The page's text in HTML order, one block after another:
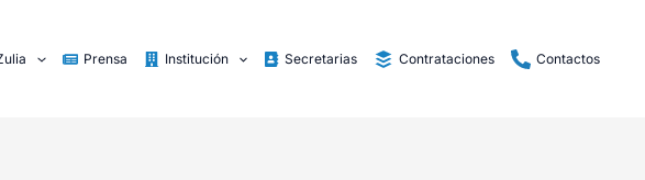
Prensa Institución Secretarias Contrataciones Contactos